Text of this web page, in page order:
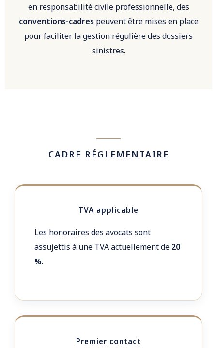
en responsabilité civile professionnelle, des
conventions-cadres peuvent être mises en place
pour faciliter la gestion régulière des dossiers
sinistres.
CADRE RÉGLEMENTAIRE
TVA applicable
Les honoraires des avocats sont
assujettis à une TVA actuellement de 20
%.
Premier contact